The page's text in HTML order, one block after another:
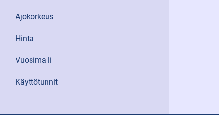
Ajokorkeus
Hinta
Vuosimalli
Käyttötunnit